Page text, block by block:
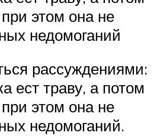
этом она не
недомоганий
рассуждениями:
ест траву, а потом
этом она не
недомоганий.